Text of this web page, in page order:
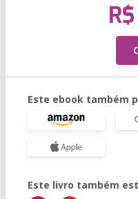
Este ebook também
Este livro também